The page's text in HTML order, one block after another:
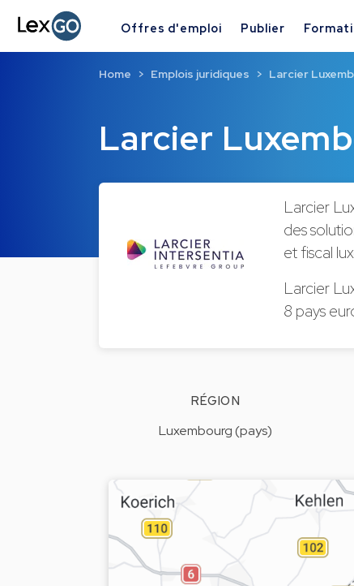
Offres d'emploi Publier
Larcier
Home Emplois juridiques Larcier
Larcier
des
et fiscal
Larcier
8 pays
RÉGION
Luxembourg (pays)